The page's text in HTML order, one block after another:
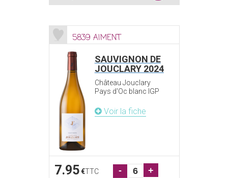
5839 AIMENT
SAUVIGNON DE
JOUCLARY 2024
Château Jouclary
Pays d'Oc blanc IGP
Voir la fiche
7.95 €TTC - +